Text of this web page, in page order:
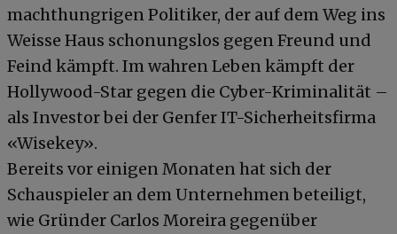
machthungrigen Politiker, der auf dem Weg ins
Weisse Haus schonungslos gegen Freund und
Feind kämpft. Im wahren Leben kämpft der
Hollywood-Star gegen die Cyber-Kriminalität –
als Investor bei der Genfer IT-Sicherheitsfirma
«Wisekey».
Bereits vor einigen Monaten hat sich der
Schauspieler an dem Unternehmen beteiligt,
wie Gründer Carlos Moreira gegenüber